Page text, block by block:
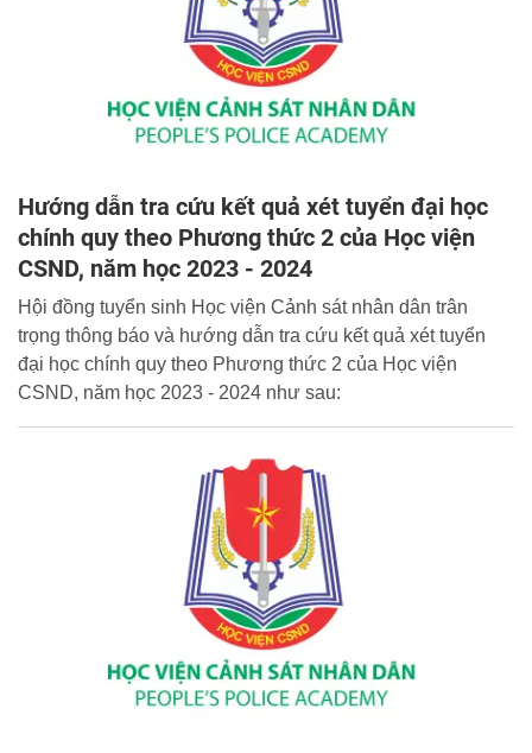
Hướng dẫn tra cứu kết quả xét tuyển đại học
chính quy theo Phương thức 2 của Học viện
CSND, năm học 2023 - 2024
Hội đồng tuyển sinh Học viện Cảnh sát nhân dân trân
trọng thông báo và hướng dẫn tra cứu kết quả xét tuyển
đại học chính quy theo Phương thức 2 của Học viện
CSND, năm học 2023 - 2024 như sau: